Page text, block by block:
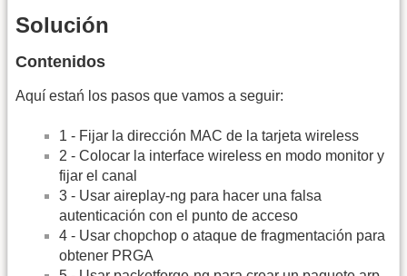
Solución
Contenidos
Aquí estań los pasos que vamos a seguir:
1 - Fijar la dirección MAC de la tarjeta wireless
2 - Colocar la interface wireless en modo monitor y
fijar el canal
3 - Usar aireplay-ng para hacer una falsa
autenticación con el punto de acceso
4 - Usar chopchop o ataque de fragmentación para
obtener PRGA